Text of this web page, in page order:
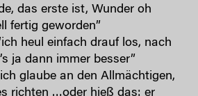
das erste ist, Wunder oh
fertig geworden”
heul einfach drauf los, nach
ja dann immer besser”
glaube an den Allmächtigen,
richten …oder hieß das: er